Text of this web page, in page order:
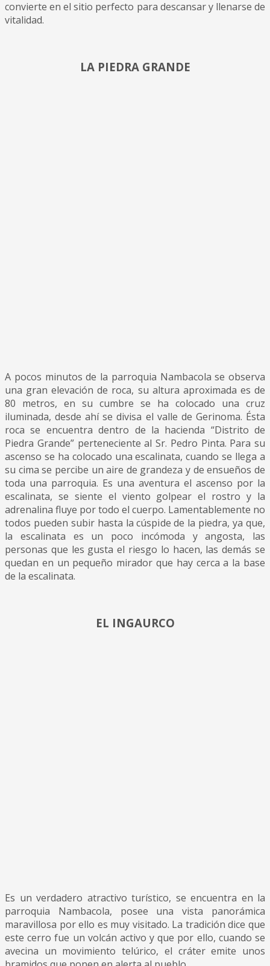
convierte en el sitio perfecto para descansar y llenarse de
vitalidad.
LA PIEDRA GRANDE
A pocos minutos de la parroquia Nambacola se observa
una gran elevación de roca, su altura aproximada es de
80 metros, en su cumbre se ha colocado una cruz
iluminada, desde ahí se divisa el valle de Gerinoma. Ésta
roca se encuentra dentro de la hacienda “Distrito de
Piedra Grande” perteneciente al Sr. Pedro Pinta. Para su
ascenso se ha colocado una escalinata, cuando se llega a
su cima se percibe un aire de grandeza y de ensueños de
toda una parroquia. Es una aventura el ascenso por la
escalinata, se siente el viento golpear el rostro y la
adrenalina fluye por todo el cuerpo. Lamentablemente no
todos pueden subir hasta la cúspide de la piedra, ya que,
la escalinata es un poco incómoda y angosta, las
personas que les gusta el riesgo lo hacen, las demás se
quedan en un pequeño mirador que hay cerca a la base
de la escalinata.
EL INGAURCO
Es un verdadero atractivo turístico, se encuentra en la
parroquia Nambacola, posee una vista panorámica
maravillosa por ello es muy visitado. La tradición dice que
este cerro fue un volcán activo y que por ello, cuando se
avecina un movimiento telúrico, el cráter emite unos